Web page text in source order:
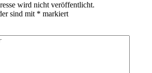
wird nicht veröffentlicht.
sind mit * markiert